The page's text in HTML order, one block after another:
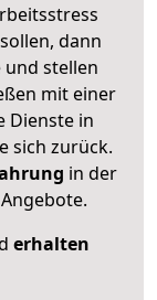
dann
stellen
mit einer
Dienste in
sich zurück.
in der
erhalten